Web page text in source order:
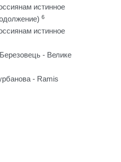
истинное
6
истинное
- Велике
- Ramis